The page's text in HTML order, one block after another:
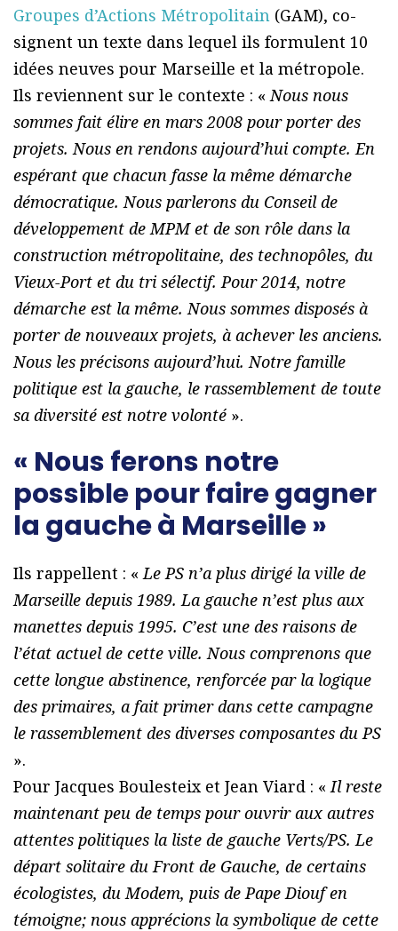
Groupes d’Actions Métropolitain (GAM), co-
signent un texte dans lequel ils formulent 10
idées neuves pour Marseille et la métropole.
Ils reviennent sur le contexte : « Nous nous
sommes fait élire en mars 2008 pour porter des
projets. Nous en rendons aujourd’hui compte. En
espérant que chacun fasse la même démarche
démocratique. Nous parlerons du Conseil de
développement de MPM et de son rôle dans la
construction métropolitaine, des technopôles, du
Vieux-Port et du tri sélectif. Pour 2014, notre
démarche est la même. Nous sommes disposés à
porter de nouveaux projets, à achever les anciens.
Nous les précisons aujourd’hui. Notre famille
politique est la gauche, le rassemblement de toute
sa diversité est notre volonté ».
« Nous ferons notre
possible pour faire gagner
la gauche à Marseille »
Ils rappellent : « Le PS n’a plus dirigé la ville de
Marseille depuis 1989. La gauche n’est plus aux
manettes depuis 1995. C’est une des raisons de
l’état actuel de cette ville. Nous comprenons que
cette longue abstinence, renforcée par la logique
des primaires, a fait primer dans cette campagne
le rassemblement des diverses composantes du PS
».
Pour Jacques Boulesteix et Jean Viard : « Il reste
maintenant peu de temps pour ouvrir aux autres
attentes politiques la liste de gauche Verts/PS. Le
départ solitaire du Front de Gauche, de certains
écologistes, du Modem, puis de Pape Diouf en
témoigne; nous apprécions la symbolique de cette